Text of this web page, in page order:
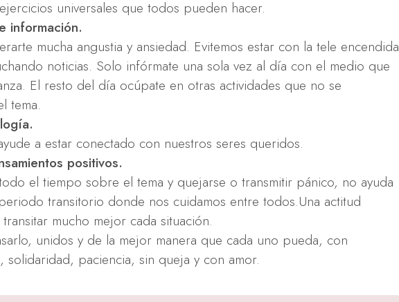
universales que todos pueden hacer.
información.
mucha angustia y ansiedad. Evitemos estar con la tele encendida
noticias. Solo infórmate una sola vez al día con el medio que
El resto del día ocúpate en otras actividades que no se
tema.
a estar conectado con nuestros seres queridos.
positivos.
el tiempo sobre el tema y quejarse o transmitir pánico, no ayuda
transitorio donde nos cuidamos entre todos.Una actitud
mucho mejor cada situación.
unidos y de la mejor manera que cada uno pueda, con
solidaridad, paciencia, sin queja y con amor.